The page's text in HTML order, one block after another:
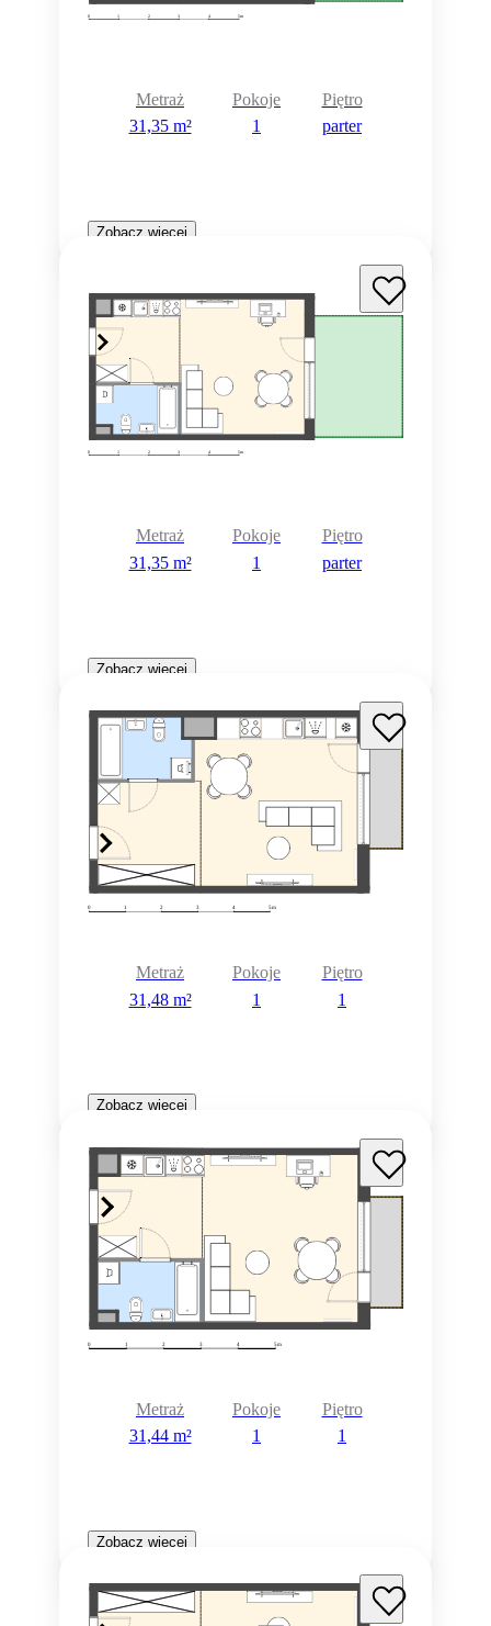
Metraż
31,35 m²
Pokoje
1
Piętro
parter
Zobacz więcej
Metraż
31,35 m²
Pokoje
1
Piętro
parter
Zobacz więcej
Metraż
31,48 m²
Pokoje
1
Piętro
1
Zobacz więcej
Metraż
31,44 m²
Pokoje
1
Piętro
1
Zobacz więcej